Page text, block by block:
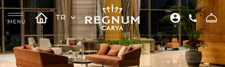
TR